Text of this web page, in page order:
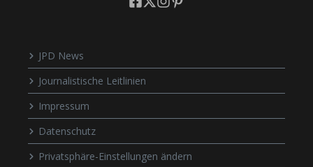
JPD News
Journalistische Leitlinien
Impressum
Datenschutz
Privatsphäre-Einstellungen ändern